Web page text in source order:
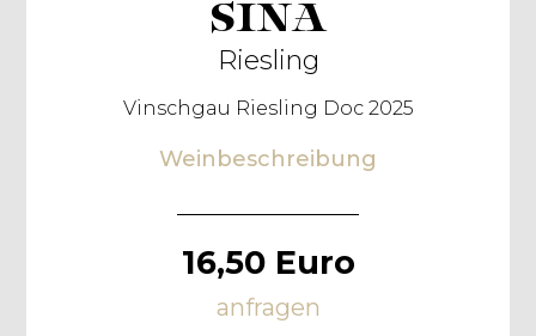
SINA
Riesling
Vinschgau Riesling Doc 2025
Weinbeschreibung
16,50 Euro
anfragen